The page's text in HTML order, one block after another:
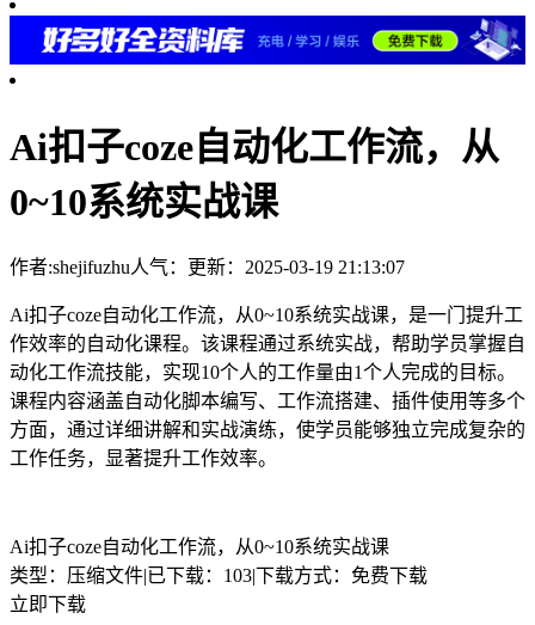
Ai扣子coze自动化工作流，从
0~10系统实战课
作者:shejifuzhu人气： 更新：2025-03-19 21:13:07
Ai扣子coze自动化工作流，从0~10系统实战课，是一门提升工
作效率的自动化课程。该课程通过系统实战，帮助学员掌握自
动化工作流技能，实现10个人的工作量由1个人完成的目标。
课程内容涵盖自动化脚本编写、工作流搭建、插件使用等多个
方面，通过详细讲解和实战演练，使学员能够独立完成复杂的
工作任务，显著提升工作效率。
Ai扣子coze自动化工作流，从0~10系统实战课
类型：压缩文件|已下载：103|下载方式：免费下载
立即下载